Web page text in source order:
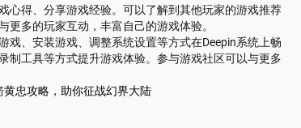
心得、分享游戏经验。可以了解到其他玩家的游戏推荐
多的玩家互动，丰富自己的游戏体验。
戏、安装游戏、调整系统设置等方式在Deepin系统上畅
制工具等方式提升游戏体验。参与游戏社区可以与更多
忠攻略，助你征战幻界大陆